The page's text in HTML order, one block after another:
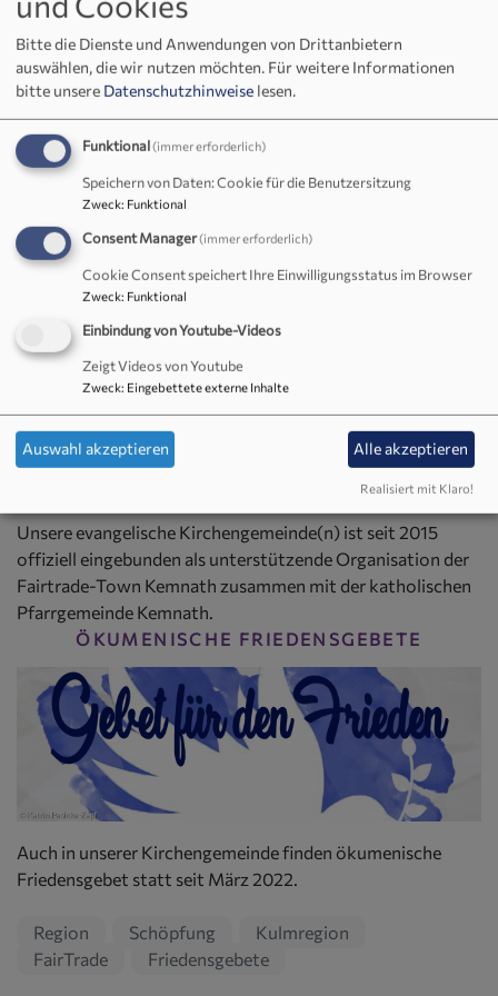
In Kemmath gibt es eine lange Tradition ökumenischer
Gottesdienste, die die ökumenische Verbundenheit beider
Kirchengemeinden prägen. Jährlich werden drei
Gottesdienste vom ökumenischen Aktionskreis
„action365“ angeboten, die abwechselnd ...
Unsere evangelische Kirchengemeinde(n) ist seit 2015
offiziell eingebunden als unterstützende Organisation der
Fairtrade-Town Kemnath zusammen mit der katholischen
Pfarrgemeinde Kemnath.
ÖKUMENISCHE FRIEDENSGEBETE
Auch in unserer Kirchengemeinde finden ökumenische
Friedensgebet statt seit März 2022.
Region Schöpfung
Kulmregion
FairTrade
Friedensgebete
Bitte die Dienste und Anwendungen von Drittanbietern
auswählen, die wir nutzen möchten. Für weitere Informationen
bitte unsere Datenschutzhinweise lesen.
Funktional(immer erforderlich)
Speichern von Daten: Cookie für die Benutzersitzung
Zweck: Funktional
Consent Manager(immer erforderlich)
Cookie Consent speichert Ihre Einwilligungsstatus im Browser
Zweck: Funktional
Einbindung von Youtube-Videos
Zeigt Videos von Youtube
Zweck: Eingebettete externe Inhalte
Auswahl akzeptieren Alle akzeptieren
Realisiert mit Klaro!